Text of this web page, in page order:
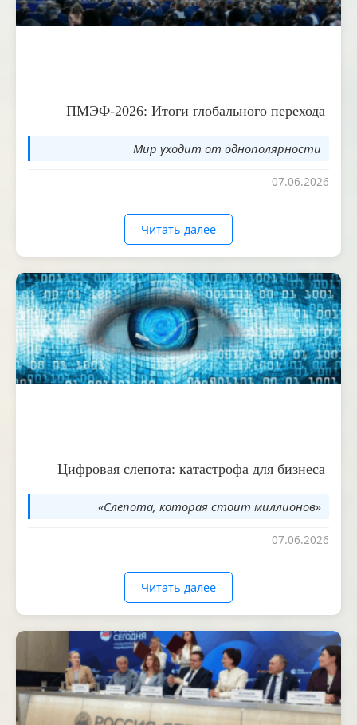
ПМЭФ-2026: Итоги глобального перехода
Мир уходит от однополярности
07.06.2026
Читать далее
Цифровая слепота: катастрофа для бизнеса
«Слепота, которая стоит миллионов»
07.06.2026
Читать далее